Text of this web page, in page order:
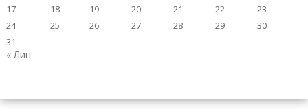
17
18 19 20 21 22
23
24
25 26 27 28 29
30
31
« Лип